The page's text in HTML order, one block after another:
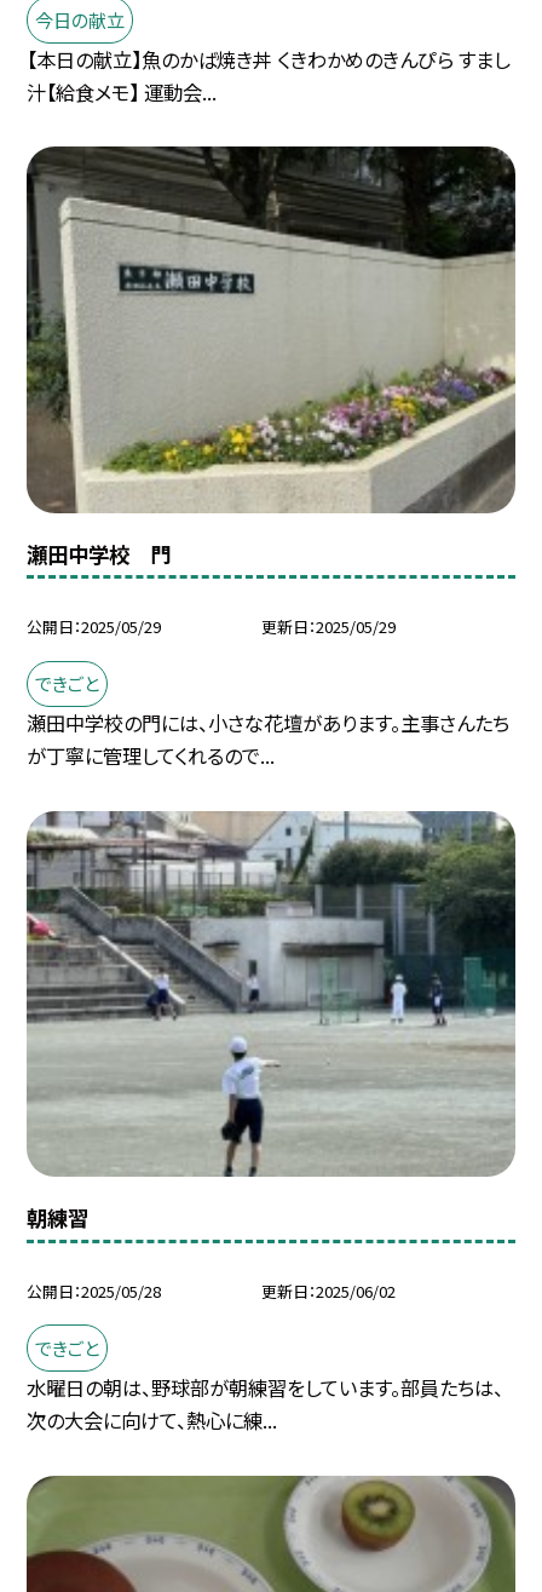
今日の献立
【本日の献立】魚のかば焼き丼 くきわかめのきんぴら すまし
汁【給食メモ】 運動会...
瀬田中学校 門
公開日 2025/05/29 更新日 2025/05/29
できごと
瀬田中学校の門には、小さな花壇があります。主事さんたち
が丁寧に管理してくれるので...
朝練習
公開日 2025/05/28 更新日 2025/06/02
できごと
水曜日の朝は、野球部が朝練習をしています。部員たちは、
次の大会に向けて、熱心に練...